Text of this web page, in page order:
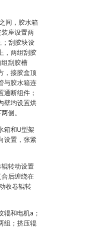
间，胶水箱
装座设置两
；刮胶块设
，两组刮胶
组刮胶槽
，接胶盒顶
与胶水箱连
通断组件；
壁均设置烘
侧。
箱和U型架
设置，张紧
转动设置
合后缠绕在
收卷辊转
辊和电机a；
组；挤压辊